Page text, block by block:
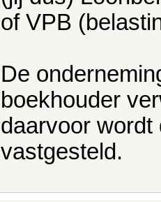
of VPB
De
boekhouder
daarvoor wordt
vastgesteld.